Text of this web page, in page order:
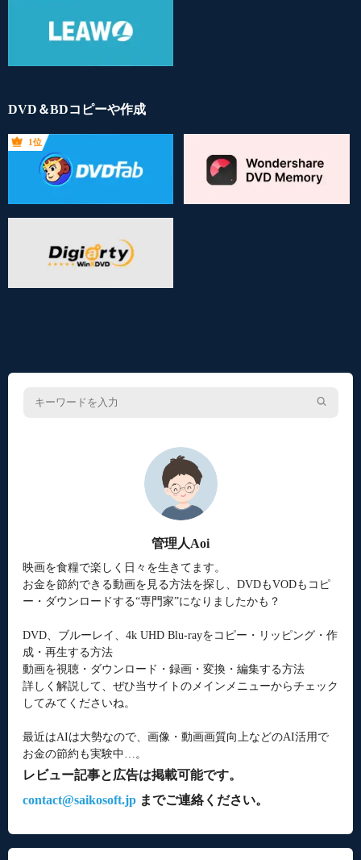
DVD＆BDコピーや作成
1位
管理人Aoi
映画を食糧で楽しく日々を生きてます。
お金を節約できる動画を見る方法を探し、DVDもVODもコピ
ー・ダウンロードする“専門家”になりましたかも？
DVD、ブルーレイ、4k UHD Blu-rayをコピー・リッピング・作
成・再生する方法
動画を視聴・ダウンロード・録画・変換・編集する方法
詳しく解説して、ぜひ当サイトのメインメニューからチェック
してみてくださいね。
最近はAIは大勢なので、画像・動画画質向上などのAI活用で
お金の節約も実験中…。
レビュー記事と広告は掲載可能です。
contact@saikosoft.jpまでご連絡ください。